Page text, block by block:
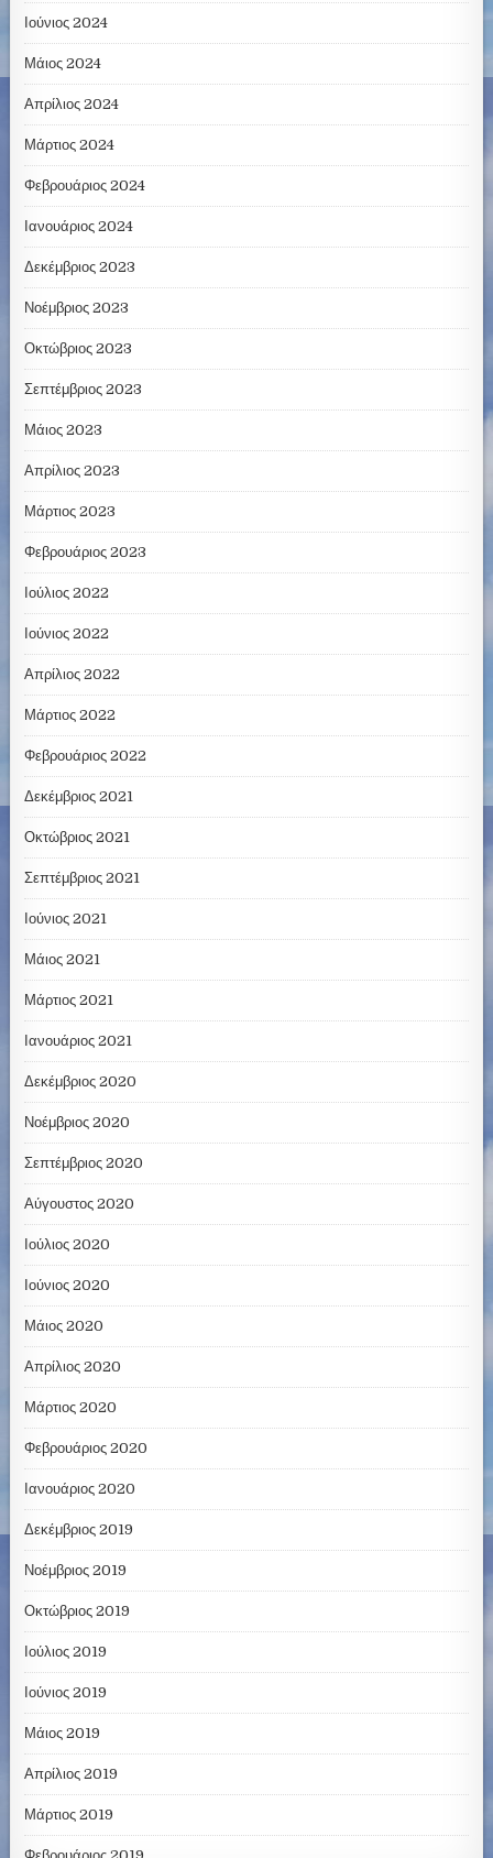
Ιούνιος 2024
Μάιος 2024
Απρίλιος 2024
Μάρτιος 2024
Φεβρουάριος 2024
Ιανουάριος 2024
Δεκέμβριος 2023
Νοέμβριος 2023
Οκτώβριος 2023
Σεπτέμβριος 2023
Μάιος 2023
Απρίλιος 2023
Μάρτιος 2023
Φεβρουάριος 2023
Ιούλιος 2022
Ιούνιος 2022
Απρίλιος 2022
Μάρτιος 2022
Φεβρουάριος 2022
Δεκέμβριος 2021
Οκτώβριος 2021
Σεπτέμβριος 2021
Ιούνιος 2021
Μάιος 2021
Μάρτιος 2021
Ιανουάριος 2021
Δεκέμβριος 2020
Νοέμβριος 2020
Σεπτέμβριος 2020
Αύγουστος 2020
Ιούλιος 2020
Ιούνιος 2020
Μάιος 2020
Απρίλιος 2020
Μάρτιος 2020
Φεβρουάριος 2020
Ιανουάριος 2020
Δεκέμβριος 2019
Νοέμβριος 2019
Οκτώβριος 2019
Ιούλιος 2019
Ιούνιος 2019
Μάιος 2019
Απρίλιος 2019
Μάρτιος 2019